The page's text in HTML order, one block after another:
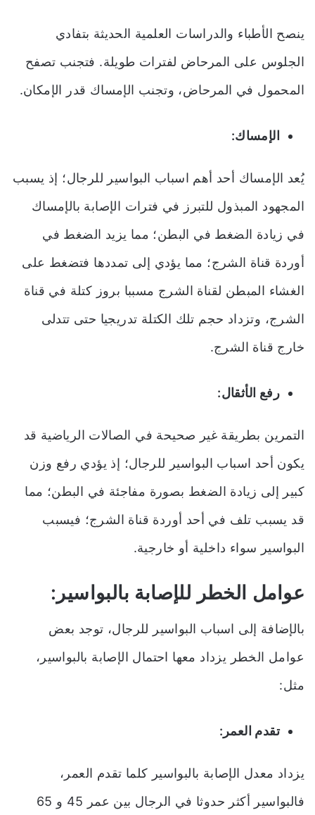
ينصح الأطباء والدراسات العلمية الحديثة بتفادي
الجلوس على المرحاض لفترات طويلة. فتجنب تصفح
المحمول في المرحاض، وتجنب الإمساك قدر الإمكان.
الإمساك:
يُعد الإمساك أحد أهم اسباب البواسير للرجال؛ إذ يسبب
المجهود المبذول للتبرز في فترات الإصابة بالإمساك
في زيادة الضغط في البطن؛ مما يزيد الضغط في
أوردة قناة الشرج؛ مما يؤدي إلى تمددها فتضغط على
الغشاء المبطن لقناة الشرج مسببا بروز كتلة في قناة
الشرج، وتزداد حجم تلك الكتلة تدريجيا حتى تتدلى
خارج قناة الشرج.
رفع الأثقال:
التمرين بطريقة غير صحيحة في الصالات الرياضية قد
يكون أحد اسباب البواسير للرجال؛ إذ يؤدي رفع وزن
كبير إلى زيادة الضغط بصورة مفاجئة في البطن؛ مما
قد يسبب تلف في أحد أوردة قناة الشرج؛ فيسبب
البواسير سواء داخلية أو خارجية.
عوامل الخطر للإصابة بالبواسير:
بالإضافة إلى اسباب البواسير للرجال، توجد بعض
عوامل الخطر يزداد معها احتمال الإصابة بالبواسير،
مثل:
تقدم العمر:
يزداد معدل الإصابة بالبواسير كلما تقدم العمر،
فالبواسير أكثر حدوثا في الرجال بين عمر 45 و 65